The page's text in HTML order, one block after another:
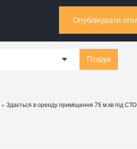
Опублікувати
0 Пошук
» Здається в оренду приміщення 75 м кв під